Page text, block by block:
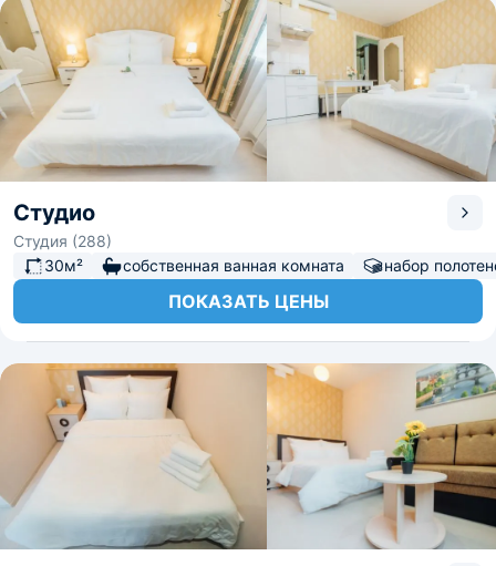
Студио
Студия (288)
30м²
собственная ванная комната набор
ПОКАЗАТЬ ЦЕНЫ